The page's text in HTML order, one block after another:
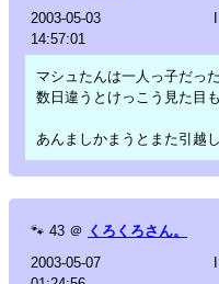
2003-05-03
14:57:01
マシュたんは一人っ子だっ
数日違うとけっこう見た目
あんましかまうとまた引越
🐾 43 ＠ くろくろさん。
2003-05-07